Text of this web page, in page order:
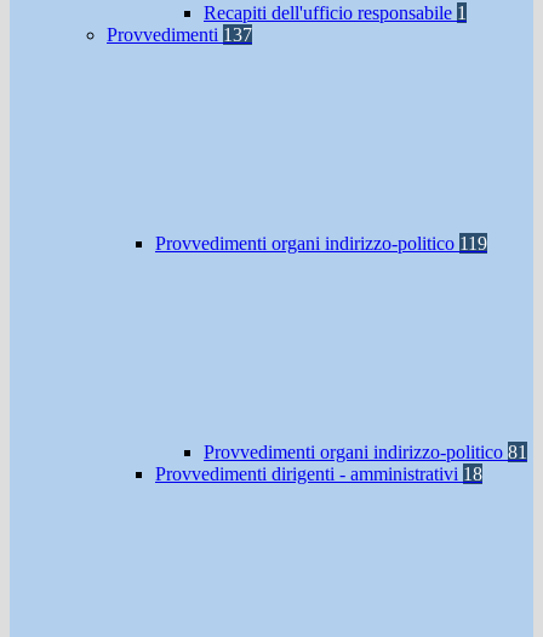
Recapiti dell'ufficio responsabile 1
Provvedimenti 137
Provvedimenti organi indirizzo-politico 119
Provvedimenti organi indirizzo-politico 81
Provvedimenti dirigenti - amministrativi 18